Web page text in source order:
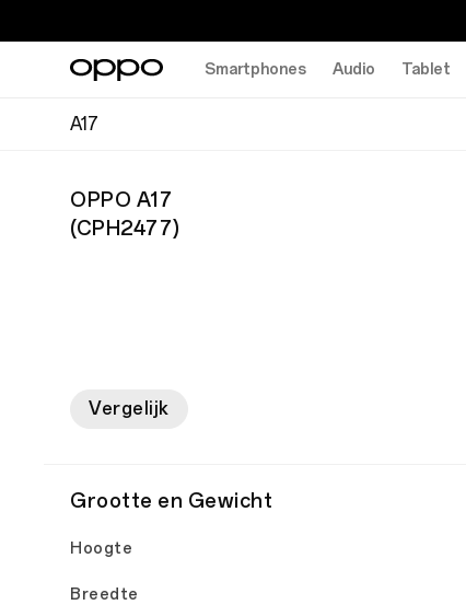
Smartphones Audio Tablet
A17
OPPO A17
(CPH2477)
Vergelijk
Grootte en Gewicht
Hoogte
Breedte